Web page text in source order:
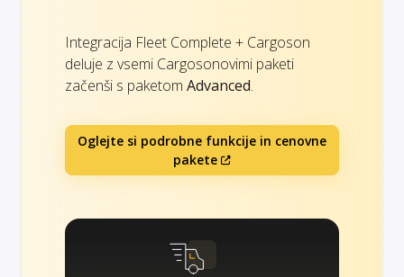
Integracija Fleet Complete + Cargoson
deluje z vsemi Cargosonovimi paketi
začenši s paketom Advanced.
Oglejte si podrobne funkcije in cenovne
pakete